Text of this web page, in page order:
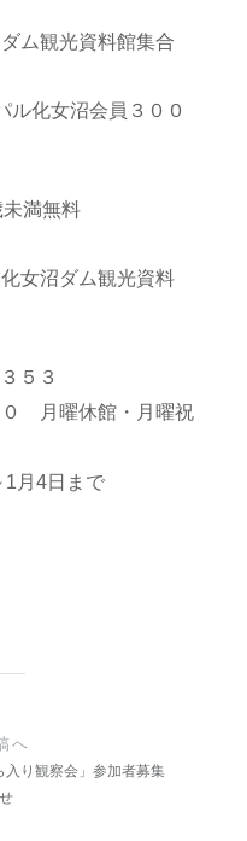
ム観光資料館集合
化女沼会員３００
満無料
女沼ダム観光資料
５３
０ 月曜休館・月曜祝
月4日まで
へ
り観察会」参加者募集